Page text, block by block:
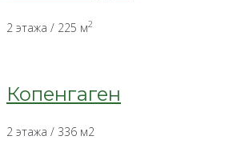
2 этажа / 225 м2
Копенгаген
2 этажа / 336 м2